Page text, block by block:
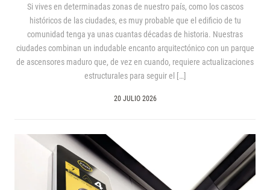
Si vives en determinadas zonas de nuestro país, como los cascos
históricos de las ciudades, es muy probable que el edificio de tu
comunidad tenga ya unas cuantas décadas de historia. Nuestras
ciudades combinan un indudable encanto arquitectónico con un parque
de ascensores maduro que, de vez en cuando, requiere actualizaciones
estructurales para seguir el […]
20 JULIO 2026